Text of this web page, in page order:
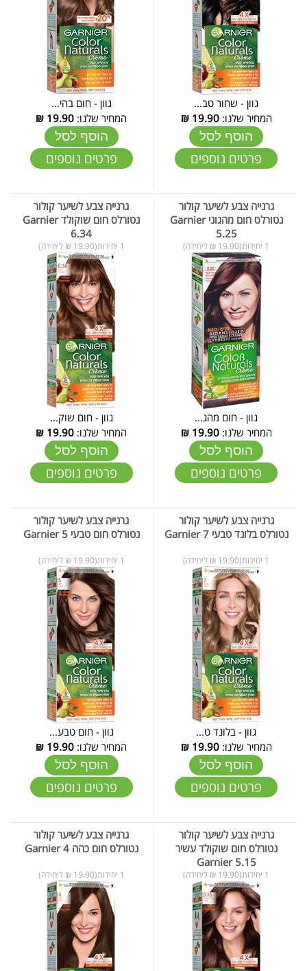
גוון - שחור טב...
המחיר שלנו:19.90
₪
הוסף לסל
פרטים נוספים
גוון - חום בהי...
המחיר שלנו: 19.90
₪
הוסף לסל
פרטים נוספים
גרנייה צבע לשיער קולור
נטורלס חום מהגוני Garnier
5.25
1 יחידות(19.90 ₪ ליחידה)
גוון - חום מהג...
המחיר שלנו:19.90
₪
הוסף לסל
פרטים נוספים
גרנייה צבע לשיער קולור
נטורלס חום שוקולד Garnier
6.34
1 יחידות(19.90 ₪ ליחידה)
גוון - חום שוק...
המחיר שלנו: 19.90
₪
הוסף לסל
פרטים נוספים
גרנייה צבע לשיער קולור
נטורלס בלונד טבעי Garnier 7
1 יחידות(19.90 ₪ ליחידה)
גוון - בלונד ט...
המחיר שלנו:19.90
₪
הוסף לסל
פרטים נוספים
גרנייה צבע לשיער קולור
נטורלס חום טבעי Garnier 5
1 יחידות(19.90 ₪ ליחידה)
גוון - חום טבע...
המחיר שלנו: 19.90
₪
הוסף לסל
פרטים נוספים
גרנייה צבע לשיער קולור
נטורלס חום שוקולד עשיר
Garnier 5.15
1 יחידות(19.90 ₪ ליחידה)
גרנייה צבע לשיער קולור
נטורלס חום כהה Garnier 4
1 יחידות(19.90 ₪ ליחידה)